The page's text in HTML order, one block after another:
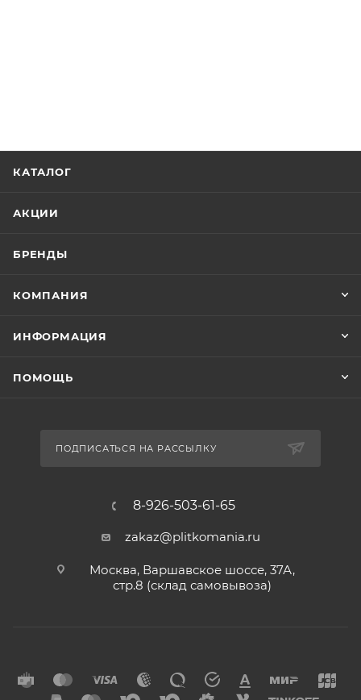
КАТАЛОГ
АКЦИИ
БРЕНДЫ
КОМПАНИЯ
ИНФОРМАЦИЯ
ПОМОЩЬ
ПОДПИСАТЬСЯ НА РАССЫЛКУ
8-926-503-61-65
zakaz@plitkomania.ru
Москва, Варшавское шоссе, 37А,
стр.8 (склад самовывоза)